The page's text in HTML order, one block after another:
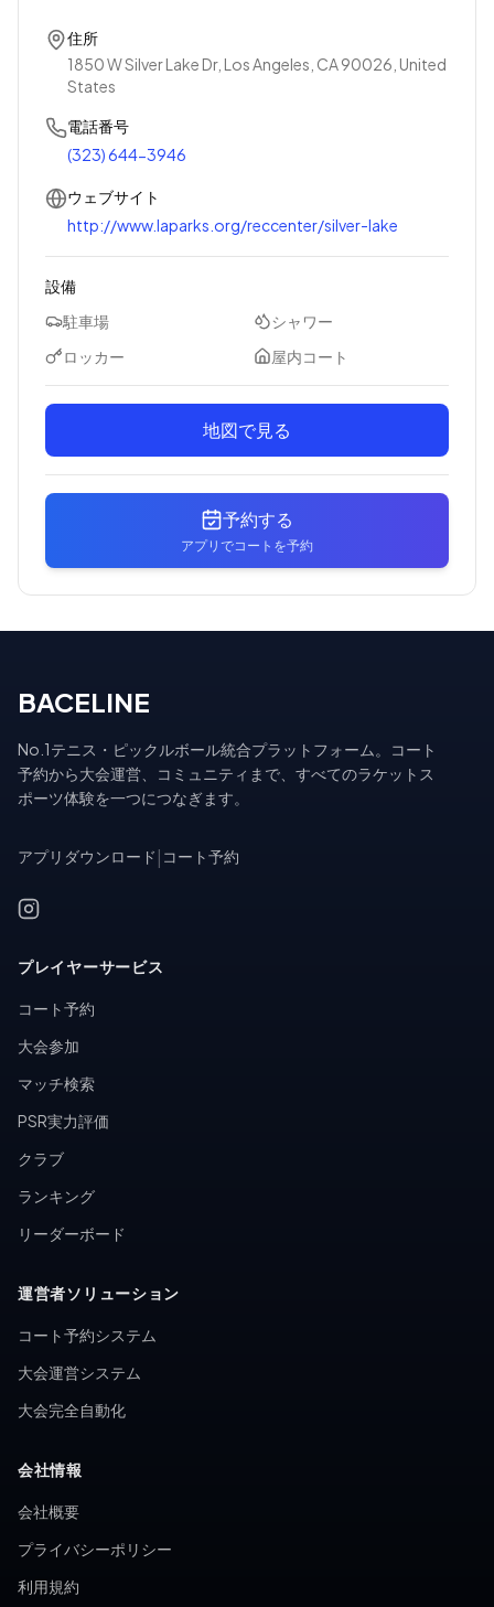
住所
1850 W Silver Lake Dr, Los Angeles, CA 90026, United
States
電話番号
(323) 644-3946
ウェブサイト
http://www.laparks.org/reccenter/silver-lake
設備
駐車場
シャワー
ロッカー
屋内コート
地図で見る
予約する
アプリでコートを予約
BACELINE
No.1テニス・ピックルボール統合プラットフォーム。コート
予約から大会運営、コミュニティまで、すべてのラケットス
ポーツ体験を一つにつなぎます。
アプリダウンロード コート予約
プレイヤーサービス
コート予約
大会参加
マッチ検索
PSR実力評価
クラブ
ランキング
リーダーボード
運営者ソリューション
コート予約システム
大会運営システム
大会完全自動化
会社情報
会社概要
プライバシーポリシー
利用規約